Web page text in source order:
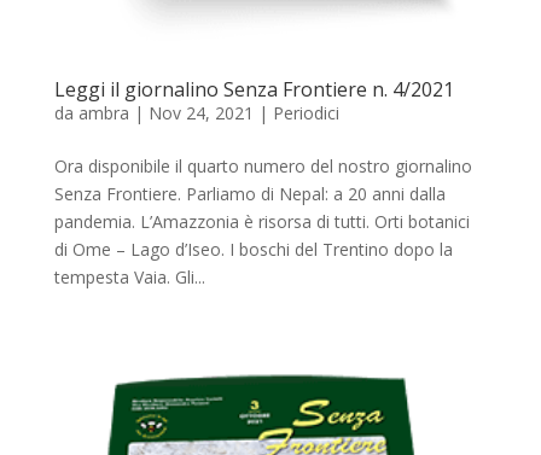
Leggi il giornalino Senza Frontiere n. 4/2021
da ambra | Nov 24, 2021 | Periodici
Ora disponibile il quarto numero del nostro giornalino
Senza Frontiere. Parliamo di Nepal: a 20 anni dalla
pandemia. L’Amazzonia è risorsa di tutti. Orti botanici
di Ome – Lago d’Iseo. I boschi del Trentino dopo la
tempesta Vaia. Gli...